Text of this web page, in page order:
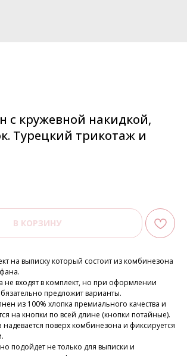
с кружевной накидкой,
Турецкий трикотаж и
В КОРЗИНУ
на выписку который состоит из комбинезона
не входят в комплект, но при оформлении
предложит варианты.
из 100% хлопка премиального качества и
на кнопки по всей длине (кнопки потайные).
поверх комбинезона и фиксируется
подойдет не только для выписки и